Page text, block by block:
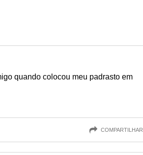
quando colocou meu padrasto em
COMPARTILHAR